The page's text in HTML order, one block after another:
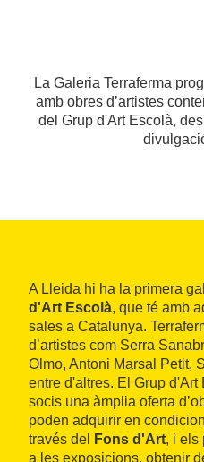
La Galeria Terraferma
amb obres d’artistes
del Grup d'Art Escolà,
A Lleida hi ha la primera
d'Art Escolà, que té amb
sales a Catalunya.
d’artistes com Serra
Olmo, Antoni Marsal Petit,
entre d'altres. El Grup
socis una àmplia oferta
poden adquirir en
través del
Fons d'Art, i els
a les exposicions, obtenir